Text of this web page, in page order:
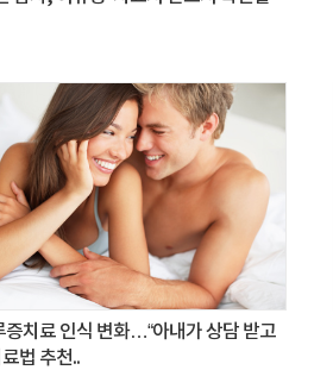
증치료 인식 변화…“아내가 상담 받고
법 추천..